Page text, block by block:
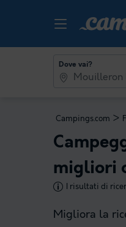
Dove vai?
Campings.com >
migliori
I risultati di
Migliora la